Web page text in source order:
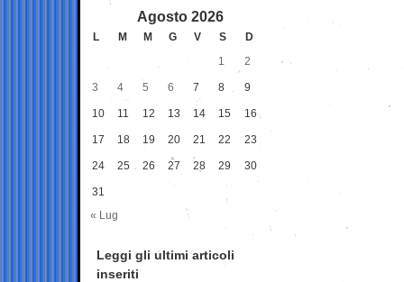
Agosto 2026
L M M G V S
D
1
2
3 4 5 6 7 8 9
10 11 12 13 14 15 16
17 18 19 20 21 22 23
24 25 26 27 28 29 30
31
« Lug
Leggi gli ultimi articoli
inseriti